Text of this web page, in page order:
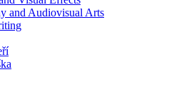
and Audiovisual Arts